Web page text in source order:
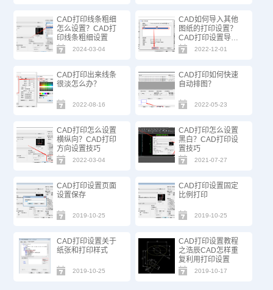
CAD打印线条粗细
怎么设置？CAD打
印线条粗细设置
2024-03-04
CAD如何导入其他
图纸的打印设置？
CAD打印设置导入
步骤
2022-12-01
CAD打印出来线条
很淡怎么办？
2022-08-16
CAD打印如何快速
自动排图？
2022-05-23
CAD打印怎么设置
横纵向？CAD打印
方向设置技巧
2022-03-04
CAD打印怎么设置
黑白？CAD打印设
置技巧
2021-07-27
CAD打印设置页面
设置保存
2019-10-25
CAD打印设置固定
比例打印
2019-10-25
CAD打印设置关于
纸张和打印样式
2019-10-25
CAD打印设置教程
之浩辰CAD怎样重
复利用打印设置
2019-10-17